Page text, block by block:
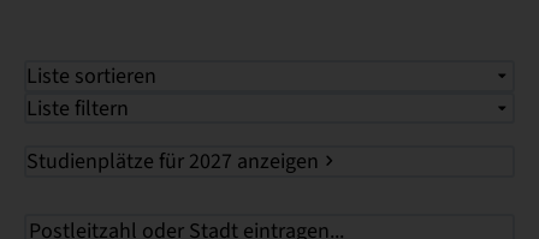
Liste sortieren
Liste filtern
Studienplätze für 2027 anzeigen